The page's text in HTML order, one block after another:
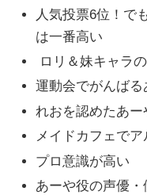
人気投票6位！で
は一番高い
ロリ＆妹キャラ
運動会でがんば
れおを認めたあー
メイドカフェで
プロ意識が高い
あーや役の声優